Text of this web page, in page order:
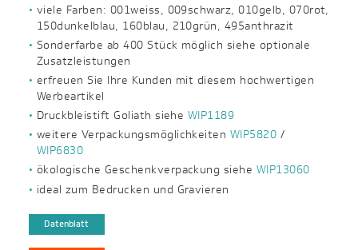
viele Farben: 001weiss, 009schwarz, 010gelb, 070rot,
150dunkelblau, 160blau, 210grün, 495anthrazit
Sonderfarbe ab 400 Stück möglich siehe optionale
Zusatzleistungen
erfreuen Sie Ihre Kunden mit diesem hochwertigen
Werbeartikel
Druckbleistift Goliath siehe WIP1189
weitere Verpackungsmöglichkeiten WIP5820 /
WIP6830
ökologische Geschenkverpackung siehe WIP13060
ideal zum Bedrucken und Gravieren
Datenblatt